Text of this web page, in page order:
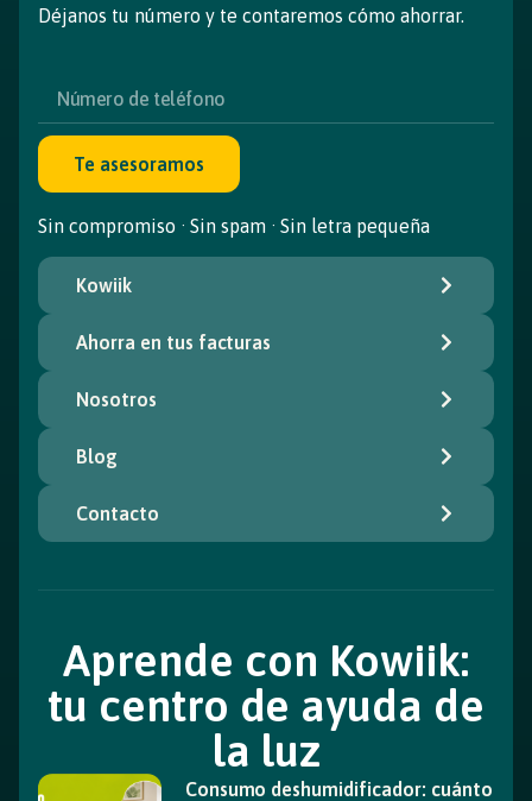
Déjanos tu número y te contaremos cómo ahorrar.
Te asesoramos
Sin compromiso · Sin spam · Sin letra pequeña
Kowiik
Ahorra en tus facturas
Nosotros
Blog
Contacto
Aprende con Kowiik:
tu centro de ayuda de
la luz
Consumo deshumidificador: cuánto